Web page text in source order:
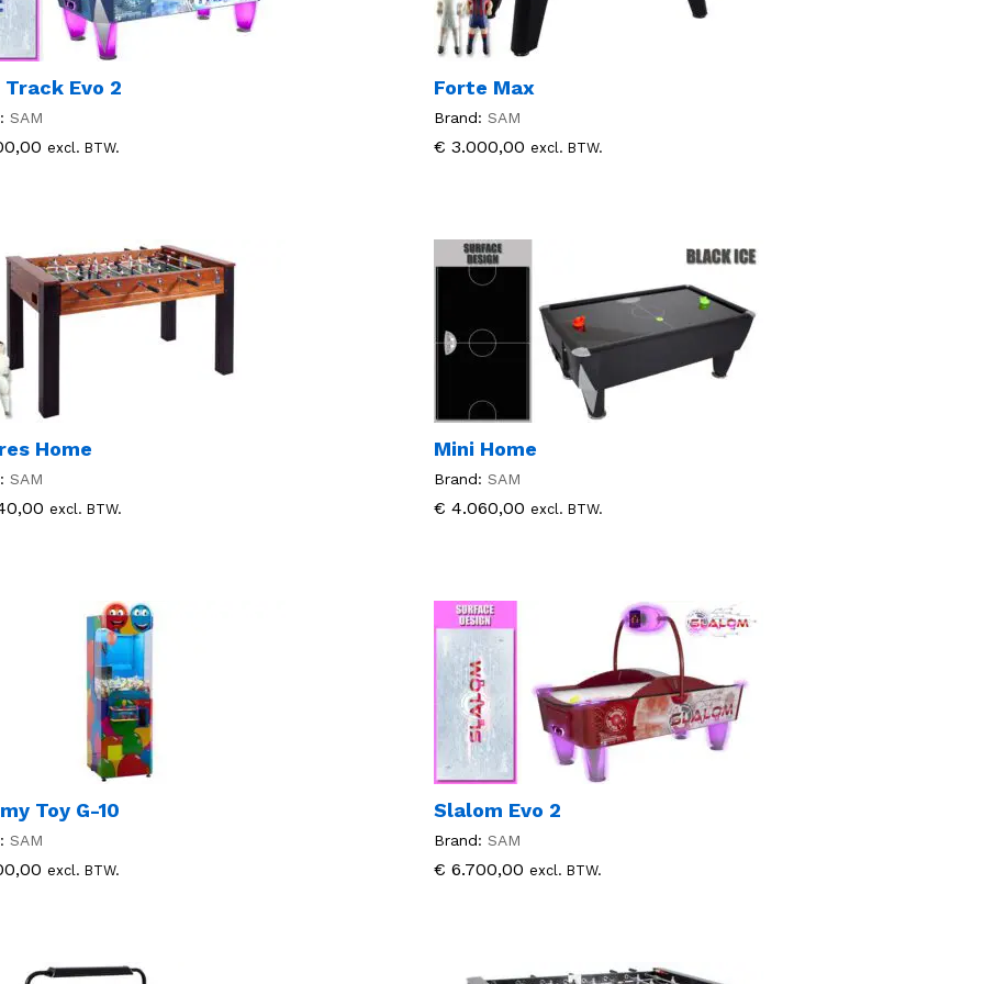
Track Evo 2
SAM
excl. BTW.
Forte Max
Brand: SAM
€ 3.000,00 excl. BTW.
€ 3.000,00
Home
SAM
excl. BTW.
Mini Home
Brand: SAM
€ 4.060,00 excl. BTW.
€ 4.060,00
Toy G-10
SAM
excl. BTW.
Slalom Evo 2
Brand: SAM
€ 6.700,00 excl. BTW.
€ 6.700,00